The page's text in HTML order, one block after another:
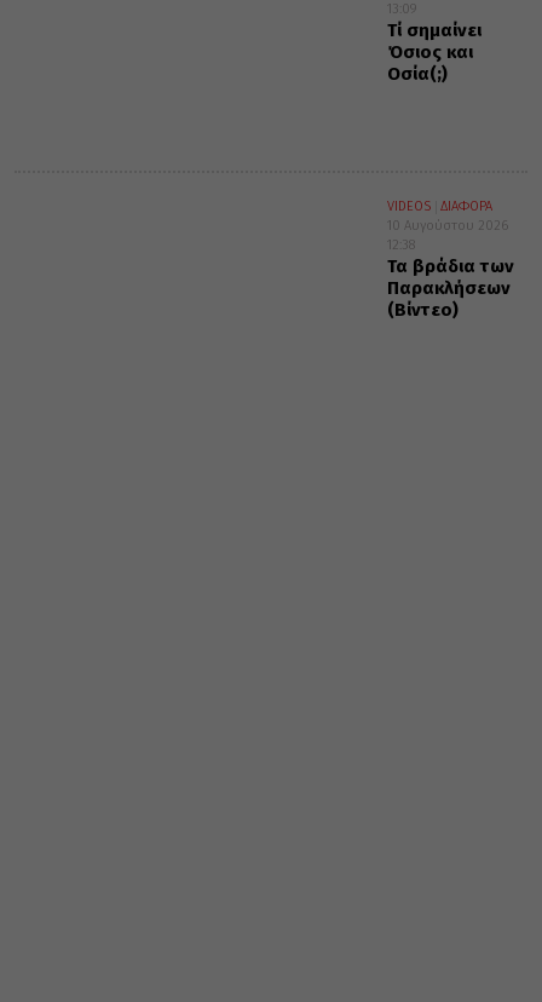
13:09
Τί σημαίνει
Όσιος και
Οσία(;)
VIDEOS
ΔΙΑΦΟΡΑ
10 Αυγούστου 2026
12:38
Τα βράδια των
Παρακλήσεων
(Βίντεο)